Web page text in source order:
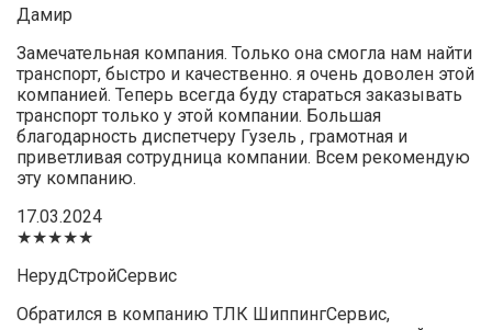
Дамир
Замечательная компания. Только она смогла нам найти
транспорт, быстро и качественно. я очень доволен этой
компанией. Теперь всегда буду стараться заказывать
транспорт только у этой компании. Большая
благодарность диспетчеру Гузель , грамотная и
приветливая сотрудница компании. Всем рекомендую
эту компанию.
17.03.2024
★★★★★
НерудСтройСервис
Обратился в компанию ТЛК ШиппингСервис,